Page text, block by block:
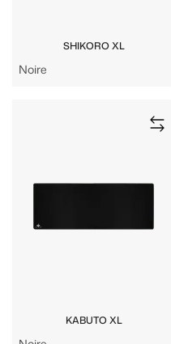
SHIKORO XL
Noire
KABUTO XL